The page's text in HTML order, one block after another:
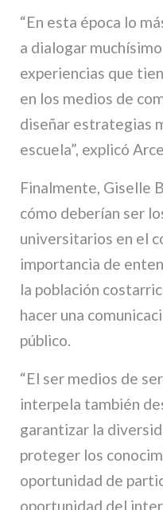
“En esta época lo
a dialogar
experiencias que
en los medios de
diseñar estrategias
escuela”, explicó
Finalmente, Giselle
cómo deberían ser
universitarios en el
importancia de
la población
hacer una
público.
“El ser medios de
interpela también
garantizar la
proteger los
oportunidad de
oportunidad del